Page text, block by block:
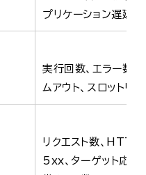
プリケーション遅延
実行回数、エラー数、
ムアウト、スロットリ
リクエスト数、
5xx、ターゲット応答